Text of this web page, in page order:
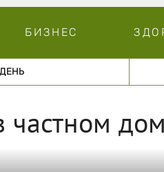
БИЗНЕС
частном